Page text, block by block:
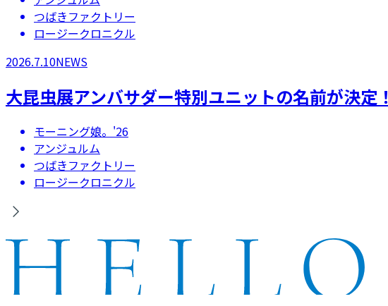
つばきファクトリー
ロージークロニクル
2026.7.10NEWS
大昆虫展アンバサダー特別ユニットの名前が決定！
モーニング娘。'26
アンジュルム
つばきファクトリー
ロージークロニクル